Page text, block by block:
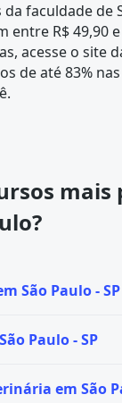
faculdade de
entre R$ 49,90
acesse o site
de até 83%
mais
São Paulo - SP
Paulo - SP
em São